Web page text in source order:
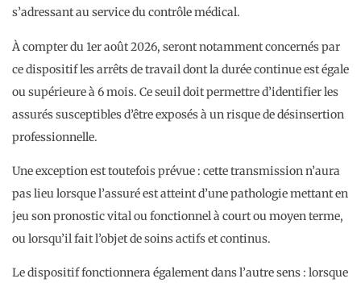
s’adressant au service du contrôle médical.
À compter du 1er août 2026, seront notamment concernés par
ce dispositif les arrêts de travail dont la durée continue est égale
ou supérieure à 6 mois. Ce seuil doit permettre d’identifier les
assurés susceptibles d’être exposés à un risque de désinsertion
professionnelle.
Une exception est toutefois prévue : cette transmission n’aura
pas lieu lorsque l’assuré est atteint d’une pathologie mettant en
jeu son pronostic vital ou fonctionnel à court ou moyen terme,
ou lorsqu’il fait l’objet de soins actifs et continus.
Le dispositif fonctionnera également dans l’autre sens : lorsque